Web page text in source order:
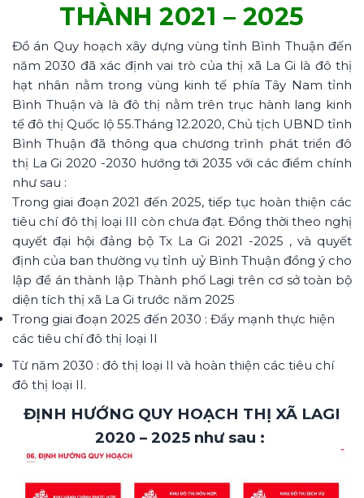
THÀNH 2021 – 2025
Đồ án Quy hoạch xây dựng vùng tỉnh Bình Thuận đến
năm 2030 đã xác định vai trò của thị xã La Gi là đô thị
hạt nhân nằm trong vùng kinh tế phía Tây Nam tỉnh
Bình Thuận và là đô thị nằm trên trục hành lang kinh
tế đô thị Quốc lộ 55.Tháng 12.2020, Chủ tịch UBND tỉnh
Bình Thuận đã thông qua chương trình phát triển đô
thị La Gi 2020 -2030 hướng tới 2035 với các điểm chính
như sau :
Trong giai đoạn 2021 đến 2025, tiếp tục hoàn thiện các
tiêu chí đô thị loại III còn chưa đạt. Đồng thời theo nghị
quyết đại hội đảng bộ Tx La Gi 2021 -2025 , và quyết
định của ban thường vụ tỉnh uỷ Bình Thuận đồng ý cho
lập đề án thành lập Thành phố Lagi trên cơ sở toàn bộ
diện tích thị xã La Gi trước năm 2025
Trong giai đoạn 2025 đến 2030 : Đẩy mạnh thực hiện
các tiêu chí đô thị loại II
Từ năm 2030 : đô thị loại II và hoàn thiện các tiêu chí
đô thị loại II.
ĐỊNH HƯỚNG QUY HOẠCH THỊ XÃ LAGI
2020 – 2025 như sau :